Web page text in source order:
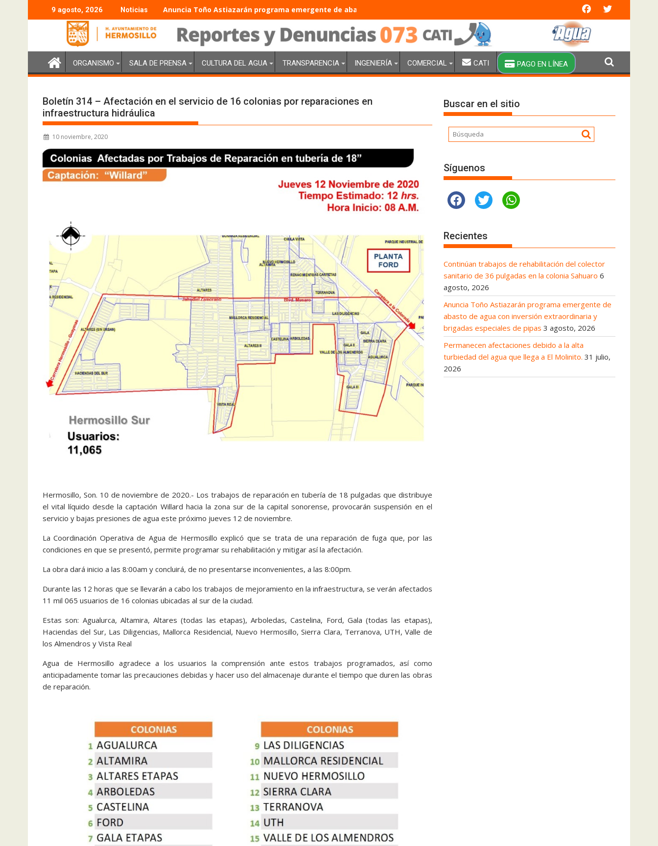
9 agosto, 2026 Noticias Anuncia Toño Astiazarán programa emergente de abasto de agua con inversión extraordinaria y brigadas especiales de pipas
ORGANISMO SALA DE PRENSA CULTURA DEL AGUA TRANSPARENCIA INGENIERÍA COMERCIAL CATI PAGO EN LÍNEA
Boletín 314 – Afectación en el servicio de 16 colonias por reparaciones en
infraestructura hidráulica
10 noviembre, 2020
Hermosillo, Son. 10 de noviembre de 2020.- Los trabajos de reparación en tubería de 18 pulgadas que distribuye
el vital líquido desde la captación Willard hacia la zona sur de la capital sonorense, provocarán suspensión en el
servicio y bajas presiones de agua este próximo jueves 12 de noviembre.
La Coordinación Operativa de Agua de Hermosillo explicó que se trata de una reparación de fuga que, por las
condiciones en que se presentó, permite programar su rehabilitación y mitigar así la afectación.
La obra dará inicio a las 8:00am y concluirá, de no presentarse inconvenientes, a las 8:00pm.
Durante las 12 horas que se llevarán a cabo los trabajos de mejoramiento en la infraestructura, se verán afectados
11 mil 065 usuarios de 16 colonias ubicadas al sur de la ciudad.
Estas son: Agualurca, Altamira, Altares (todas las etapas), Arboledas, Castelina, Ford, Gala (todas las etapas),
Haciendas del Sur, Las Diligencias, Mallorca Residencial, Nuevo Hermosillo, Sierra Clara, Terranova, UTH, Valle de
los Almendros y Vista Real
Agua de Hermosillo agradece a los usuarios la comprensión ante estos trabajos programados, así como
anticipadamente tomar las precauciones debidas y hacer uso del almacenaje durante el tiempo que duren las obras
de reparación.
Buscar en el sitio
Síguenos
Recientes
Continúan trabajos de rehabilitación del colector
sanitario de 36 pulgadas en la colonia Sahuaro 6
agosto, 2026
Anuncia Toño Astiazarán programa emergente de
abasto de agua con inversión extraordinaria y
brigadas especiales de pipas 3 agosto, 2026
Permanecen afectaciones debido a la alta
turbiedad del agua que llega a El Molinito. 31 julio,
2026